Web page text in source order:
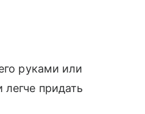
руками или
придать